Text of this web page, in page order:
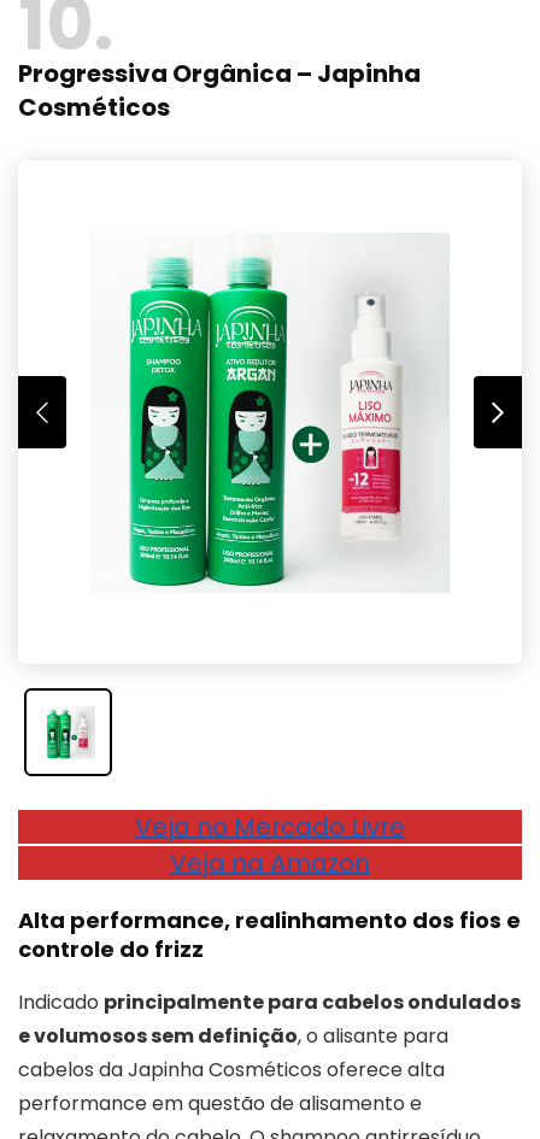
10
Progressiva Orgânica – Japinha
Cosméticos
Veja no Mercado Livre
Veja na Amazon
Alta performance, realinhamento dos fios e
controle do frizz
Indicado principalmente para cabelos ondulados
e volumosos sem definição, o alisante para
cabelos da Japinha Cosméticos oferece alta
performance em questão de alisamento e